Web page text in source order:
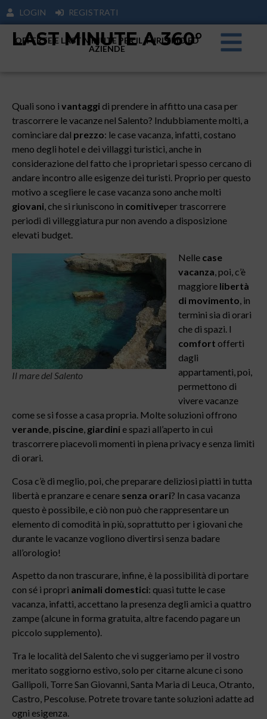
LOGIN REGISTRATI
LAST MINUTE A 360°
OFFERTE E LAST MINUTE PER IL TURISIMO ED
AZIENDE
Quali sono i vantaggi di prendere in affitto una casa per
trascorrere le vacanze nel Salento? Indubbiamente molti, a
cominciare dal prezzo: le case vacanza, infatti, costano
meno degli hotel e dei villaggi turistici, anche in
considerazione del fatto che i proprietari spesso cercano di
andare incontro alle esigenze dei turisti. Proprio per questo
motivo a scegliere le case vacanza sono anche molti
giovani, che si riuniscono in comitiveper trascorrere
periodi di villeggiatura pur non avendo a disposizione
elevati budget.
Il mare del Salento
Nelle case
vacanza, poi, c’è
maggiore libertà
di movimento, in
termini sia di orari
che di spazi. I
comfort offerti
dagli
appartamenti, poi,
permettono di
vivere vacanze
come se si fosse a casa propria. Molte soluzioni offrono
verande, piscine, giardini e spazi all’aperto in cui
trascorrere piacevoli momenti in piena privacy e senza limiti
di orari.
Cosa c’è di meglio, poi, che preparare deliziosi piatti in tutta
libertà e pranzare e cenare senza orari? In casa vacanza
questo è possibile, e ciò non può che rappresentare un
elemento di comodità in più, soprattutto per i giovani che
durante le vacanze vogliono divertirsi senza badare
all’orologio!
Aspetto da non trascurare, infine, è la possibilità di portare
con sé i propri animali domestici: quasi tutte le case
vacanza, infatti, accettano la presenza degli amici a quattro
zampe (alcune in forma gratuita, altre facendo pagare un
piccolo supplemento).
Tra le località del Salento che vi suggeriamo per il vostro
meritato soggiorno estivo, solo per citarne alcune ci sono
Gallipoli, Torre San Giovanni, Santa Maria di Leuca, Otranto,
Castro, Pescoluse. Potrete trovare tante soluzioni adatte ad
ogni esigenza.